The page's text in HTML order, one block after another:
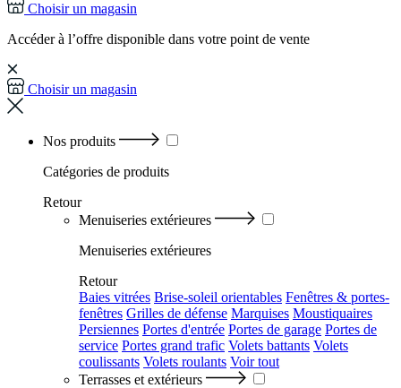
Choisir un magasin
Accéder à l’offre disponible dans votre point de vente
Choisir un magasin
Nos produits
Catégories de produits
Retour
Menuiseries extérieures
Menuiseries extérieures
Retour
Baies vitrées Brise-soleil orientables Fenêtres & portes-
fenêtres Grilles de défense Marquises Moustiquaires
Persiennes Portes d'entrée Portes de garage Portes de
service Portes grand trafic Volets battants Volets
coulissants Volets roulants Voir tout
Terrasses et extérieurs